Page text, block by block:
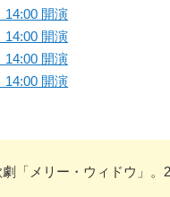
開演
開演
開演
開演
「メリー・ウィドウ」